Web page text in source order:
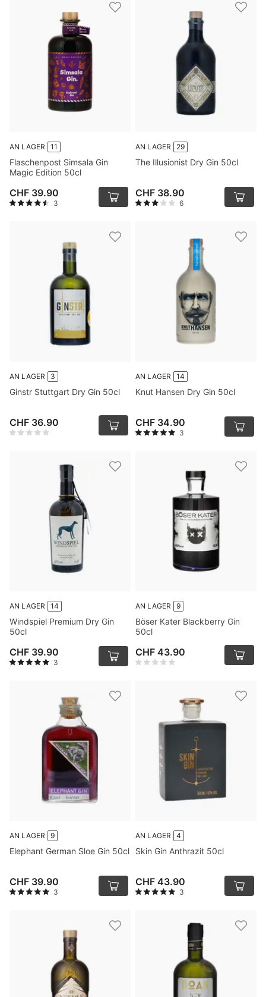
AN LAGER 11
Flaschenpost Simsala Gin
Magic Edition 50cl
CHF 39.90
3
AN LAGER 29
The Illusionist Dry Gin 50cl
CHF 38.90
6
AN LAGER 3
Ginstr Stuttgart Dry Gin 50cl
CHF 36.90
AN LAGER 14
Knut Hansen Dry Gin 50cl
CHF 34.90
3
AN LAGER 14
Windspiel Premium Dry Gin
50cl
CHF 39.90
3
AN LAGER 9
Böser Kater Blackberry Gin
50cl
CHF 43.90
AN LAGER 9
Elephant German Sloe Gin 50cl
CHF 39.90
3
AN LAGER 4
Skin Gin Anthrazit 50cl
CHF 43.90
3